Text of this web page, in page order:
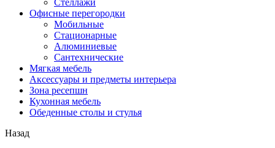
Стеллажи
Офисные перегородки
Мобильные
Стационарные
Алюминиевые
Сантехнические
Мягкая мебель
Аксессуары и предметы интерьера
Зона ресепшн
Кухонная мебель
Обеденные столы и стулья
Назад